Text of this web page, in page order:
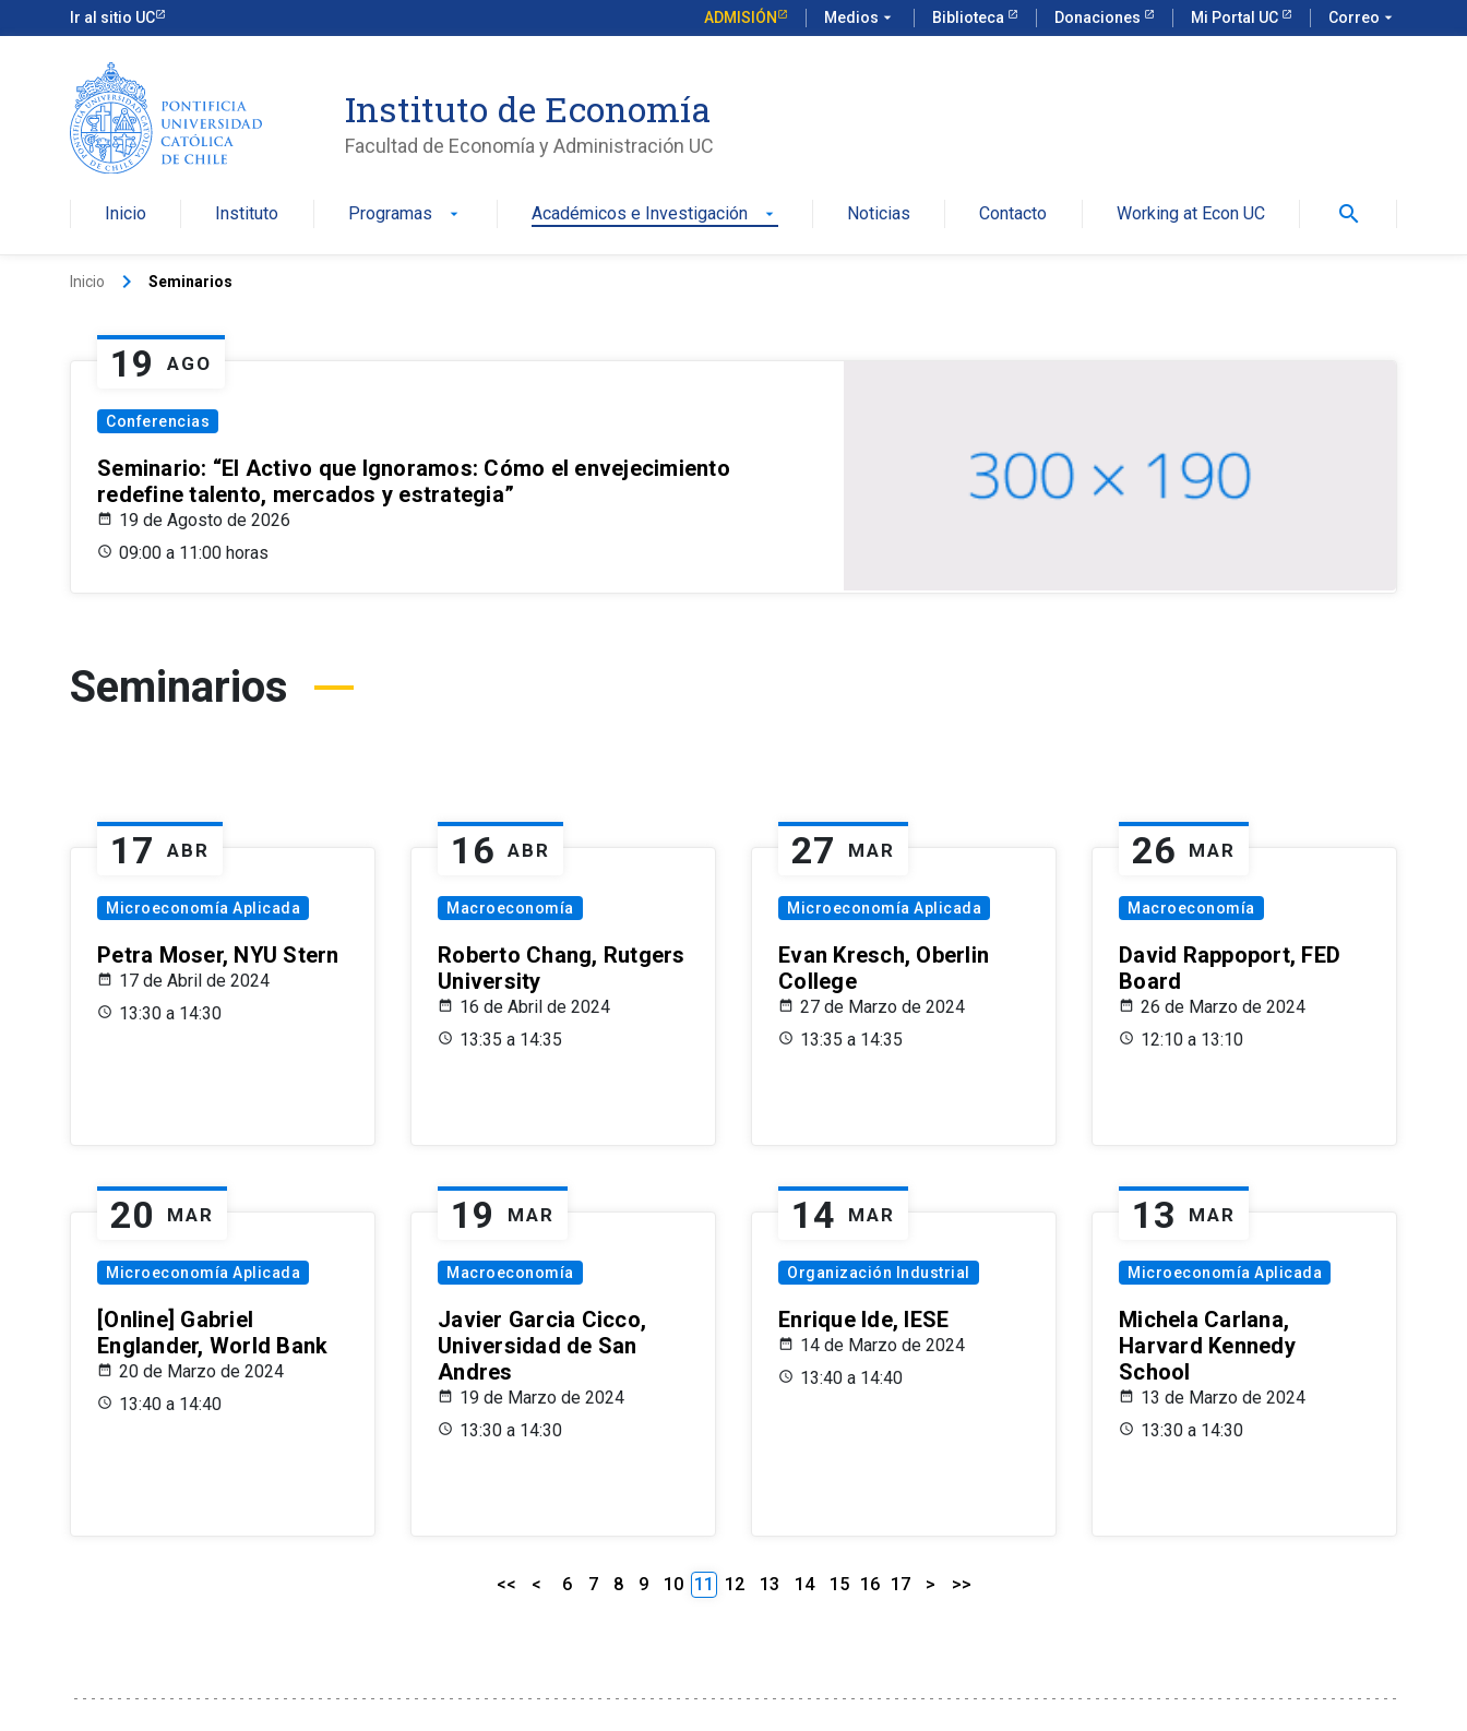
Ir al sitio UC ADMISIÓN Medios arrow_drop_down Biblioteca Donaciones Mi Portal UC Correo arrow_drop_down
Instituto de Economía
Facultad de Economía y Administración UC
Inicio Instituto Programas arrow_drop_down Académicos e Investigación arrow_drop_down Noticias Contacto Working at Econ UC search
Inicio keyboard_arrow_right Seminarios
19 AGO
Conferencias
Seminario: “El Activo que Ignoramos: Cómo el envejecimiento
redefine talento, mercados y estrategia”
19 de Agosto de 2026
09:00 a 11:00 horas
Seminarios
17 ABR
Microeconomía Aplicada
Petra Moser, NYU Stern
17 de Abril de 2024
13:30 a 14:30
16 ABR
Macroeconomía
Roberto Chang, Rutgers
University
16 de Abril de 2024
13:35 a 14:35
27 MAR
Microeconomía Aplicada
Evan Kresch, Oberlin
College
27 de Marzo de 2024
13:35 a 14:35
26 MAR
Macroeconomía
David Rappoport, FED
Board
26 de Marzo de 2024
12:10 a 13:10
20 MAR
Microeconomía Aplicada
[Online] Gabriel
Englander, World Bank
20 de Marzo de 2024
13:40 a 14:40
19 MAR
Macroeconomía
Javier Garcia Cicco,
Universidad de San
Andres
19 de Marzo de 2024
13:30 a 14:30
14 MAR
Organización Industrial
Enrique Ide, IESE
14 de Marzo de 2024
13:40 a 14:40
13 MAR
Microeconomía Aplicada
Michela Carlana,
Harvard Kennedy
School
13 de Marzo de 2024
13:30 a 14:30
<< < 6 7 8 9 10 11 12 13 14 15 16 17 > >>